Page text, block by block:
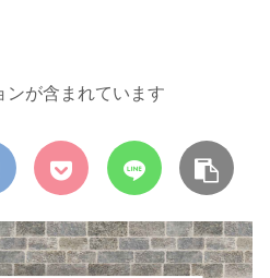
ンが含まれています